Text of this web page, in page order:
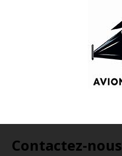
Contactez-nous